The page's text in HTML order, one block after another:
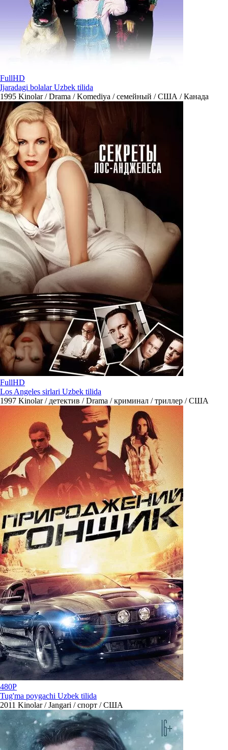
FullHD
Ijaradagi bolalar Uzbek tilida
1995 Kinolar / Drama / Komediya / семейный / США / Канада
FullHD
Los Angeles sirlari Uzbek tilida
1997 Kinolar / детектив / Drama / криминал / триллер / США
480P
Tug'ma poygachi Uzbek tilida
2011 Kinolar / Jangari / спорт / США